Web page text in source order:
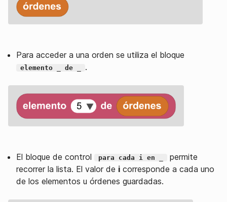
Para acceder a una orden se utiliza el bloque
elemento _ de _ .
El bloque de control para cada i en _
permite
recorrer la lista. El valor de i corresponde a cada uno
de los elementos u órdenes guardadas.